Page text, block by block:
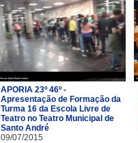
APORIA 23º 46º -
Apresentação de Formação da
Turma 16 da Escola Livre de
Teatro no Teatro Municipal de
Santo André
09/07/2015